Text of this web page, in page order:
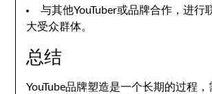
与其他YouTuber或品牌合作，进行
大受众群体。
总结
YouTube品牌塑造是一个长期的过程